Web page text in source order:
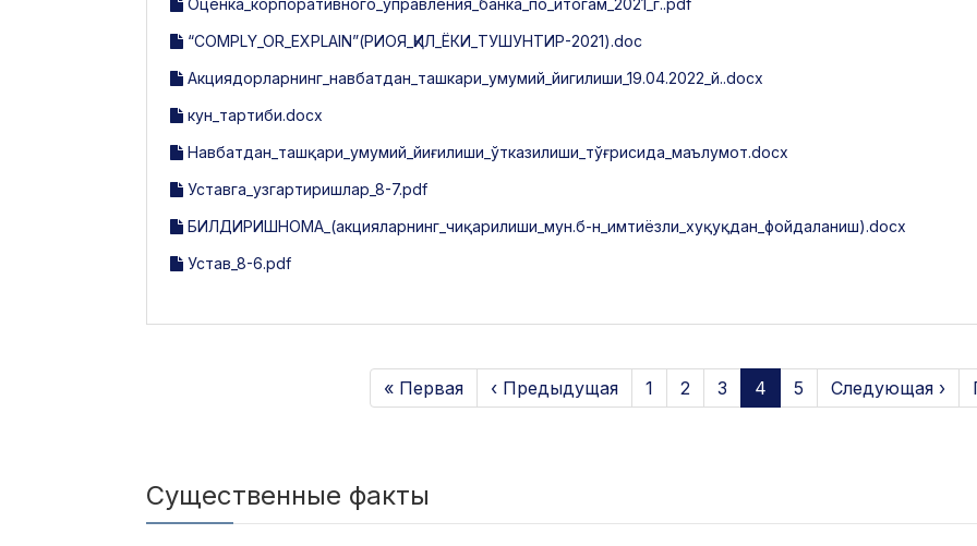
Оценка_корпоративного_управления_банка_по_итогам_2021_г..pdf
“COMPLY_OR_EXPLAIN”(РИОЯ_ҚИЛ_ЁКИ_ТУШУНТИР-2021).doc
Акциядорларнинг_навбатдан_ташкари_умумий_йигилиши_19.04.2022_й..docx
кун_тартиби.docx
Навбатдан_ташқари_умумий_йиғилиши_ўтказилиши_тўғрисида_маълумот.docx
Уставга_узгартиришлар_8-7.pdf
БИЛДИРИШНОМА_(акцияларнинг_чиқарилиши_мун.б-н_имтиёзли_хуқуқдан_фойдаланиш).docx
Устав_8-6.pdf
« Первая ‹ Предыдущая 1 2 3 4 5 Следующая ›
Существенные факты